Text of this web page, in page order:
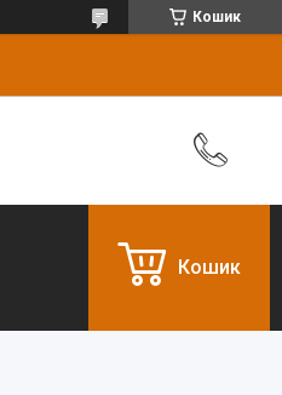
Кошик
Кошик